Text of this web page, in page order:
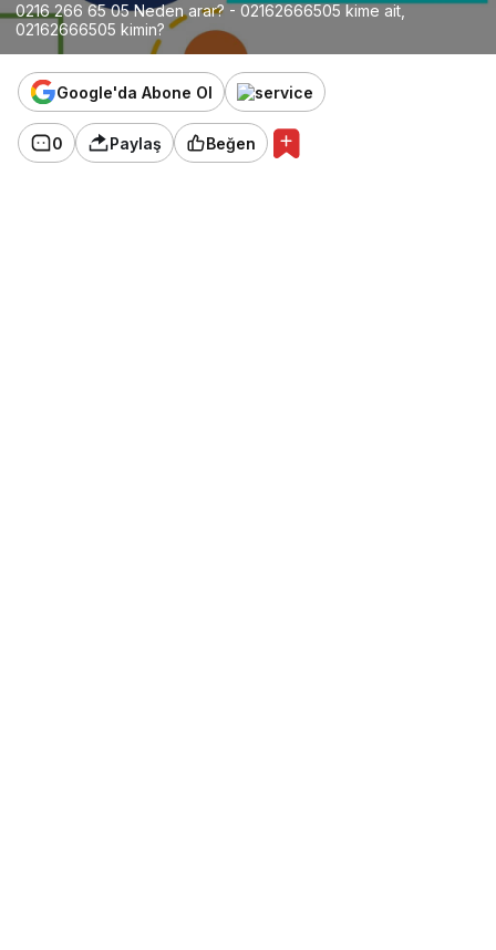
0216 266 65 05 Neden arar? - 02162666505 kime ait,
02162666505 kimin?
Google'da Abone Ol
0 Paylaş Beğen